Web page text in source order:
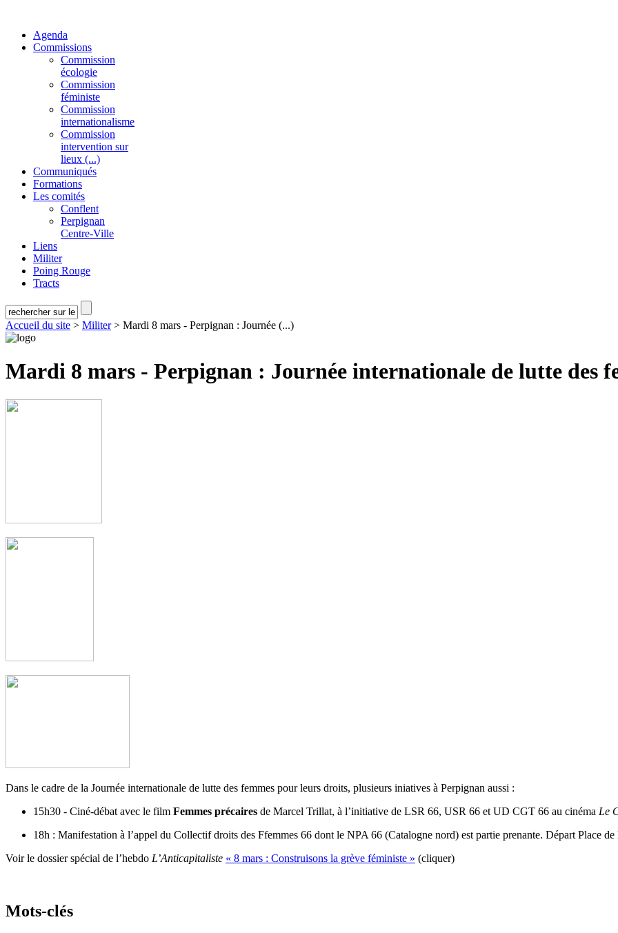
Agenda
Commissions
Commission
écologie
Commission
féministe
Commission
internationalisme
Commission
intervention sur
lieux (...)
Communiqués
Formations
Les comités
Conflent
Perpignan
Centre-Ville
Liens
Militer
Poing Rouge
Tracts
Accueil du site > Militer> Mardi 8 mars - Perpignan : Journée (...)
Mardi 8 mars - Perpignan : Journée internationale de lutte des
Dans le cadre de la Journée internationale de lutte des femmes pour leurs droits, plusieurs iniatives à Perpignan aussi :
15h30 - Ciné-débat avec le film Femmes précaires de Marcel Trillat, à l’initiative de LSR 66, USR 66 et UD CGT 66 au cinéma Le
18h : Manifestation à l’appel du Collectif droits des Ffemmes 66 dont le NPA 66 (Catalogne nord) est partie prenante. Départ Place de
Voir le dossier spécial de l’hebdo L’Anticapitaliste « 8 mars : Construisons la grève féministe » (cliquer)
Mots-clés